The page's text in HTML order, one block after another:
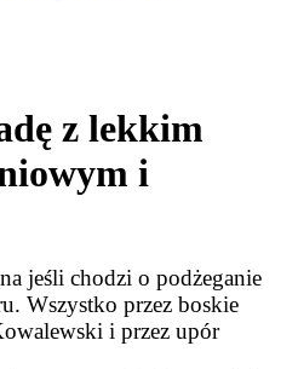
z lekkim
i
jeśli chodzi o podżeganie
Wszystko przez boskie
i przez upór